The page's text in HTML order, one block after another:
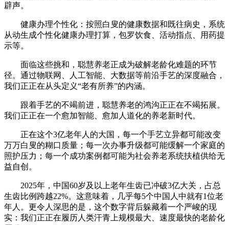
辟声。
健康办理个性化：按照白叟的健康数据和既往病史，系统
从动生成个性化健康办理打算，包罗饮食、活动指点、用药提
示等。
面临这些挑和，聪慧养老正成为破解老龄化难题的环节
径。通过物联网、人工智能、大数据等前沿手艺的深度融合，
我们正正在从头定义“老有所养”的内涵。
跟着手艺的不竭前进，聪慧养老的鸿沟正正在不竭拓展。
我们正正在一个愈加智能、愈加人道化的养老新时代。
正在这个3亿老年人的大国，每一个手艺立异都可能改变
万万白叟的糊口质量；每一次办事升级都可能缓解一个家庭的
照护压力；每一个成功案例都可能为社会养老系统扶植供给无
益自创。
2025年，中国60岁及以上老年生齿已冲破3亿大关，占总
生齿比例跨越22%。这意味着，几乎每5个中国人中就有1位老
年人。更令人深思的是，这个数字背后躲藏着一个严峻的现
实：我们正正在履历人类汗青上规模最大、速度最快的老龄化